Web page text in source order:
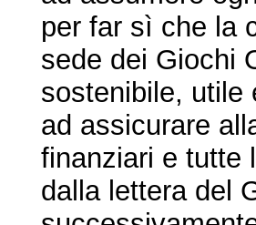
per far sì che la
sede dei Giochi
sostenibile, utile
ad assicurare
finanziari e tutte
dalla lettera del